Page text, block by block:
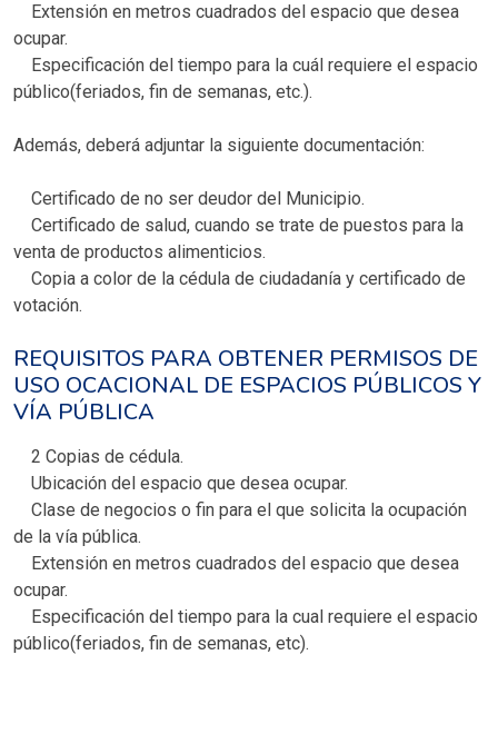
Extensión en metros cuadrados del espacio que desea
ocupar.
Especificación del tiempo para la cuál requiere el espacio
público(feriados, fin de semanas, etc.).
Además, deberá adjuntar la siguiente documentación:
Certificado de no ser deudor del Municipio.
Certificado de salud, cuando se trate de puestos para la
venta de productos alimenticios.
Copia a color de la cédula de ciudadanía y certificado de
votación.
REQUISITOS PARA OBTENER PERMISOS DE
USO OCACIONAL DE ESPACIOS PÚBLICOS Y
VÍA PÚBLICA
2 Copias de cédula.
Ubicación del espacio que desea ocupar.
Clase de negocios o fin para el que solicita la ocupación
de la vía pública.
Extensión en metros cuadrados del espacio que desea
ocupar.
Especificación del tiempo para la cual requiere el espacio
público(feriados, fin de semanas, etc).